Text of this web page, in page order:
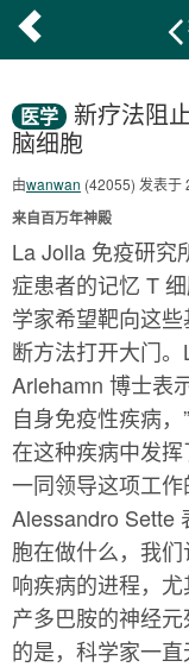
医学
新疗法阻
脑细胞
由wanwan (42055) 发表于
来自百万年神殿
La Jolla 免疫研究
症患者的记忆 T
学家希望靶向这
断方法打开大门
Arlehamn 博士表
自身免疫性疾病
在这种疾病中发
一同领导这项工
Alessandro Sette
胞在做什么，我
响疾病的进程，
产多巴胺的神经
的是，科学家一